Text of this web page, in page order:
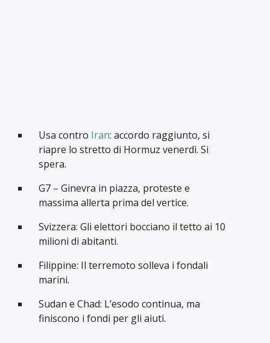
Usa contro Iran: accordo raggiunto, si
riapre lo stretto di Hormuz venerdì. Si
spera.
G7 – Ginevra in piazza, proteste e
massima allerta prima del vertice.
Svizzera: Gli elettori bocciano il tetto ai 10
milioni di abitanti.
Filippine: Il terremoto solleva i fondali
marini.
Sudan e Chad: L’esodo continua, ma
finiscono i fondi per gli aiuti.